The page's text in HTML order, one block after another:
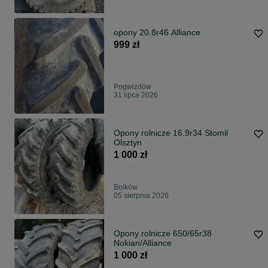
opony 20.8r46 Alliance
999 zł
Pogwizdów
31 lipca 2026
Opony rolnicze 16.9r34 Stomil
Olsztyn
1 000 zł
Bolków
05 sierpnia 2026
Opony rolnicze 650/65r38
Nokian/Alliance
1 000 zł